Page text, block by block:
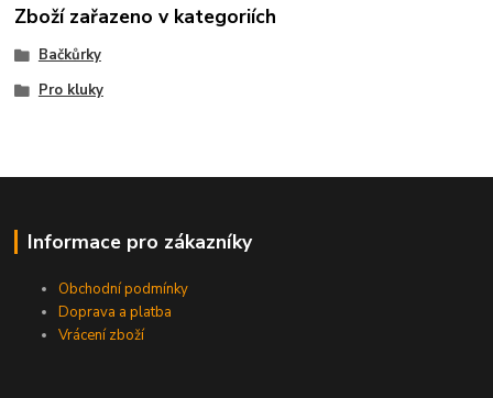
Zboží zařazeno v kategoriích
Bačkůrky
Pro kluky
Informace pro zákazníky
Obchodní podmínky
Doprava a platba
Vrácení zboží